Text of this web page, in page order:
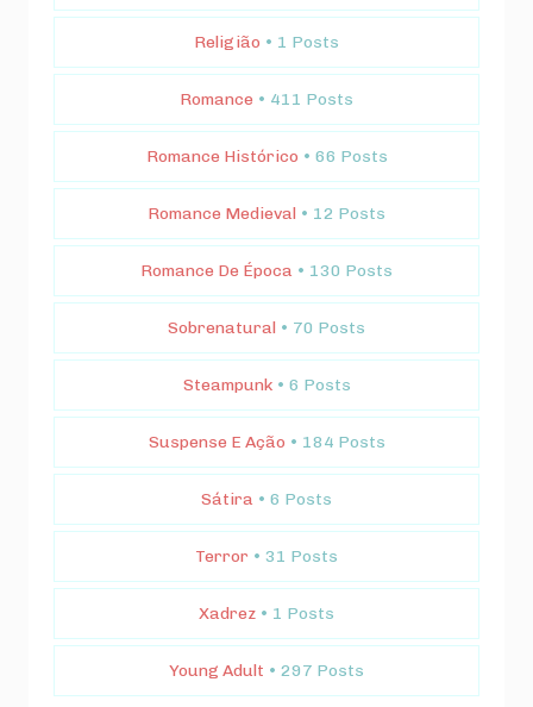
Religião • 1 Posts
Romance • 411 Posts
Romance Histórico • 66 Posts
Romance Medieval • 12 Posts
Romance De Época • 130 Posts
Sobrenatural • 70 Posts
Steampunk • 6 Posts
Suspense E Ação • 184 Posts
Sátira • 6 Posts
Terror • 31 Posts
Xadrez • 1 Posts
Young Adult • 297 Posts